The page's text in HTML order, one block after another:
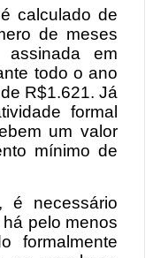
calculado de
de meses
assinada em
todo o ano
R$1.621. Já
formal
um valor
mínimo de
é necessário
pelo menos
formalmente